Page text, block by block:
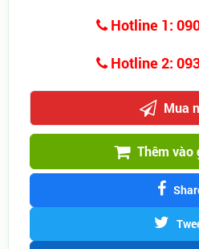
Hotline 1:
Hotline 2:
Mua
Thêm vào